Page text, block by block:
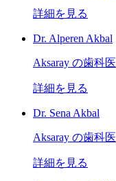
詳細を見る
Dr. Alperen Akbal
Aksaray の歯科医
詳細を見る
Dr. Sena Akbal
Aksaray の歯科医
詳細を見る